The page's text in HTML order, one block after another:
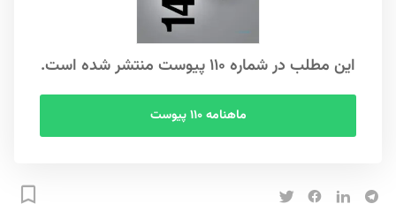
این مطلب در شماره ۱۱۰ پیوست منتشر شده است.
ماهنامه ۱۱۰ پیوست